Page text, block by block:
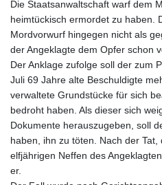
Die Staatsanwaltschaft warf dem
heimtückisch ermordet zu haben.
Mordvorwurf hingegen nicht als
der Angeklagte dem Opfer schon
Der Anklage zufolge soll der zum
Juli 69 Jahre alte Beschuldigte
verwaltete Grundstücke für sich
bedroht haben. Als dieser sich
Dokumente herauszugeben, soll
haben, ihn zu töten. Nach der
elfjährigen Neffen des
er.